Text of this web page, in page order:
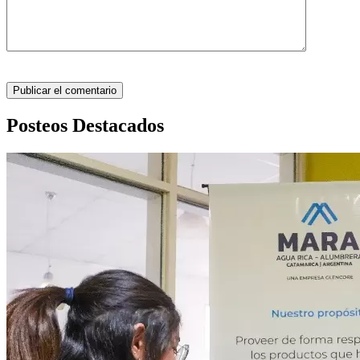
Posteos Destacados